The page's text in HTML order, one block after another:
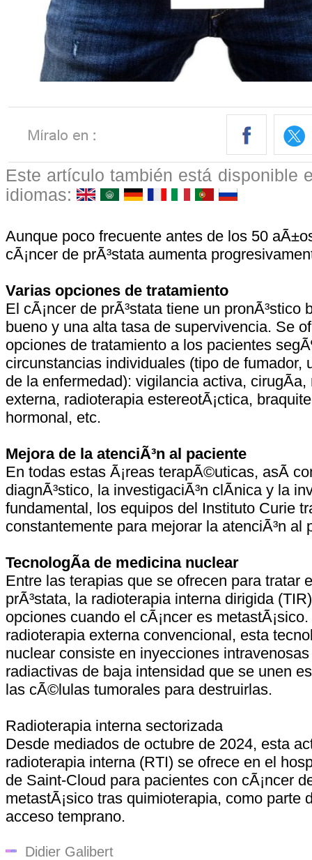
Este artículo también está disponible
idiomas:
Aunque poco frecuente antes de los 50
cÃ¡ncer de prÃ³stata aumenta
Varias opciones de tratamiento
El cÃ¡ncer de prÃ³stata tiene un pronÃ³stico
bueno y una alta tasa de supervivencia. Se
opciones de tratamiento a los pacientes
circunstancias individuales (tipo de fumador,
de la enfermedad): vigilancia activa, cirugÃ­a,
externa, radioterapia estereotÃ¡ctica,
hormonal, etc.
Mejora de la atenciÃ³n al paciente
En todas estas Ã¡reas terapÃ©uticas, asÃ­
diagnÃ³stico, la investigaciÃ³n clÃ­nica y la
fundamental, los equipos del Instituto Curie
constantemente para mejorar la atenciÃ³n al
TecnologÃ­a de medicina nuclear
Entre las terapias que se ofrecen para tratar
prÃ³stata, la radioterapia interna dirigida
opciones cuando el cÃ¡ncer es
radioterapia externa convencional, esta
nuclear consiste en inyecciones
radiactivas de baja intensidad que se unen
las cÃ©lulas tumorales para destruirlas.
Radioterapia interna sectorizada
Desde mediados de octubre de 2024, esta
radioterapia interna (RTI) se ofrece en el
de Saint-Cloud para pacientes con cÃ¡ncer
metastÃ¡sico tras quimioterapia, como parte
acceso temprano.
Didier Galibert